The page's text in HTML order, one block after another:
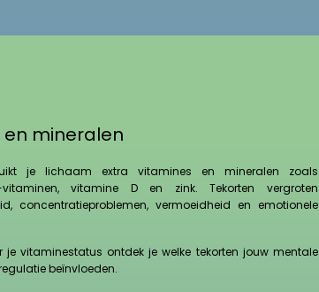
mineralen
je lichaam extra vitamines en mineralen zoals
vitamine D en zink. Tekorten vergroten
concentratieproblemen, vermoeidheid en emotionele
je vitaminestatus ontdek je welke tekorten jouw mentale
beïnvloeden.